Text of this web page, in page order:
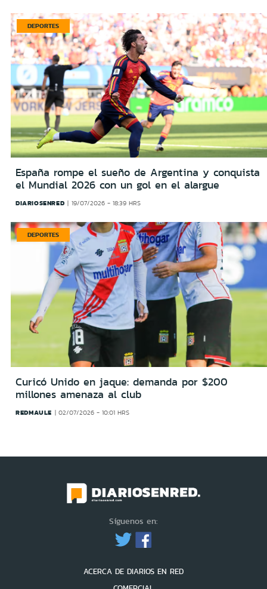
DEPORTES
España rompe el sueño de Argentina y conquista
el Mundial 2026 con un gol en el alargue
DIARIOSENRED 19/07/2026 - 18:39 HRS
DEPORTES
Curicó Unido en jaque: demanda por $200
millones amenaza al club
REDMAULE 02/07/2026 - 10:01 HRS
Síguenos en:
ACERCA DE DIARIOS EN RED